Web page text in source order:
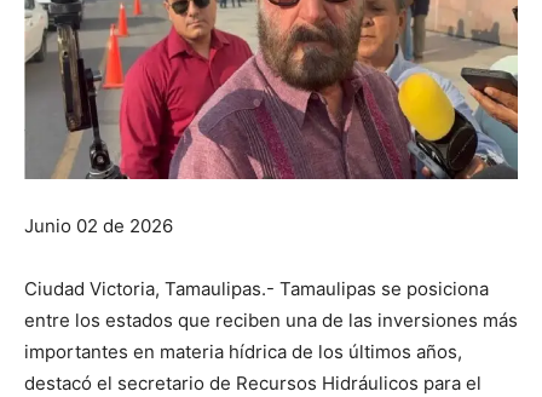
Junio 02 de 2026
Ciudad Victoria, Tamaulipas.- Tamaulipas se posiciona
entre los estados que reciben una de las inversiones más
importantes en materia hídrica de los últimos años,
destacó el secretario de Recursos Hidráulicos para el